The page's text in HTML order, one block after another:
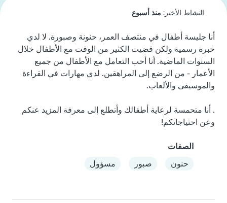
النشاط الأخير: منذ أسبوع
وعن احتياجاتكم!
الصفات
حنون
صبور مسؤول